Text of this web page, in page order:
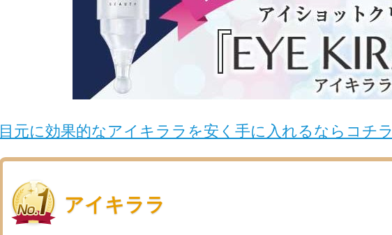
目元に効果的なアイキララを安く手に入れるならコチラ
アイキララ